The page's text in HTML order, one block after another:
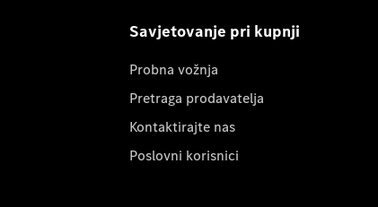
Savjetovanje pri kupnji
Probna vožnja
Pretraga prodavatelja
Kontaktirajte nas
Poslovni korisnici